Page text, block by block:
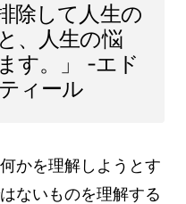
除して人生の
、人生の悩
す。」 -エド
ィール
かを理解しようとす
ないものを理解する